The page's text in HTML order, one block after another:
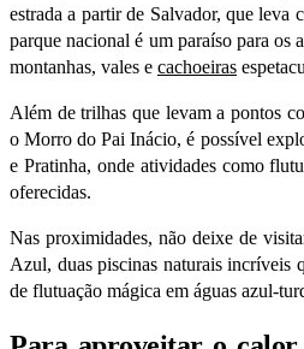
estrada a partir de Salvador, que leva
parque nacional é um paraíso para os
montanhas, vales e cachoeiras
Além de trilhas que levam a pontos
o Morro do Pai Inácio, é possível
e Pratinha, onde atividades como
oferecidas.
Nas proximidades, não deixe de
Azul, duas piscinas naturais incríveis
de flutuação mágica em águas azul-